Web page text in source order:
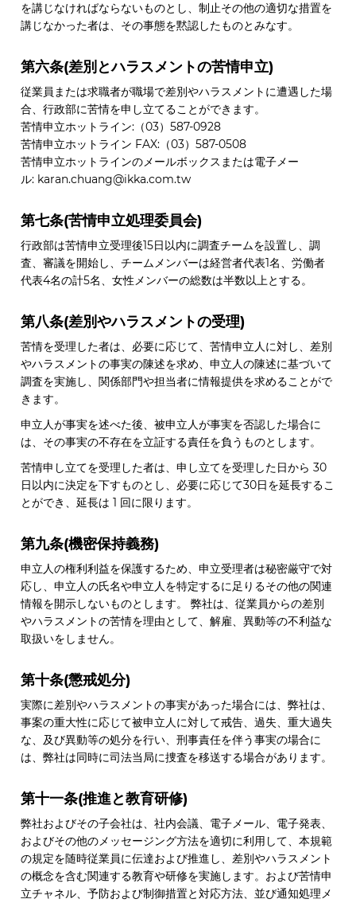
を講じなければならないものとし、制止その他の適切な措置を
講じなかった者は、その事態を黙認したものとみなす。
第六条(差別とハラスメントの苦情申立)
従業員または求職者が職場で差別やハラスメントに遭遇した場
合、行政部に苦情を申し立てることができます。
苦情申立ホットライン: （03）587-0928
苦情申立ホットライン FAX:（03）587-0508
苦情申立ホットラインのメールボックスまたは電子メー
ル: karan.chuang@ikka.com.tw
第七条(苦情申立処理委員会)
行政部は苦情申立受理後15日以内に調査チームを設置し、調
査、審議を開始し、チームメンバーは経営者代表1名、労働者
代表4名の計5名、女性メンバーの総数は半数以上とする。
第八条(差別やハラスメントの受理)
苦情を受理した者は、必要に応じて、苦情申立人に対し、差別
やハラスメントの事実の陳述を求め、申立人の陳述に基づいて
調査を実施し、関係部門や担当者に情報提供を求めることがで
きます。
申立人が事実を述べた後、被申立人が事実を否認した場合に
は、その事実の不存在を立証する責任を負うものとします。
苦情申し立てを受理した者は、申し立てを受理した日から 30
日以内に決定を下すものとし、必要に応じて30日を延長するこ
とができ、延長は 1 回に限ります。
第九条(機密保持義務)
申立人の権利利益を保護するため、申立受理者は秘密厳守で対
応し、申立人の氏名や申立人を特定するに足りるその他の関連
情報を開示しないものとします。 弊社は、従業員からの差別
やハラスメントの苦情を理由として、解雇、異動等の不利益な
取扱いをしません。
第十条(懲戒処分)
実際に差別やハラスメントの事実があった場合には、弊社は、
事案の重大性に応じて被申立人に対して戒告、過失、重大過失
な、及び異動等の処分を行い、刑事責任を伴う事実の場合に
は、弊社は同時に司法当局に捜査を移送する場合があります。
第十一条(推進と教育研修)
弊社およびその子会社は、社内会議、電子メール、電子発表、
およびその他のメッセージング方法を適切に利用して、本規範
の規定を随時従業員に伝達および推進し、差別やハラスメント
の概念を含む関連する教育や研修を実施します。および苦情申
立チャネル、予防および制御措置と対応方法、並び通知処理メ